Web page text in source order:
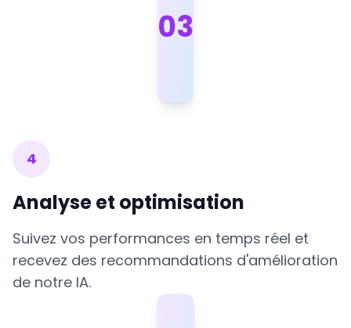
03
4
Analyse et optimisation
Suivez vos performances en temps réel et
recevez des recommandations d'amélioration
de notre IA.